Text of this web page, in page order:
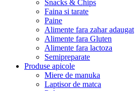
Snacks & Chips
Faina si tarate
Paine
Alimente fara zahar adaugat
Alimente fara Gluten
Alimente fara lactoza
Semipreparate
Produse apicole
Miere de manuka
Laptisor de matca